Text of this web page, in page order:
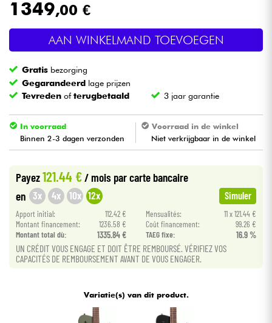
Licht
Drums & percussie
Blaasinstrument
Kinderen
Kabels & toebehoren
HiFi
Sets
1349,00 €
AAN WINKELMAND TOEVOEGEN
Gratis bezorging
Gegarandeerd lage prijzen
Tevreden ofterugbetaald 3 jaar garantie
In voorraad
Binnen 2-3 dagen verzonden
Voorraad in de winkel
Niet verkrijgbaar in de winkel
Payez121.44 €/ mois par carte bancaire
en 3x 4x 10x 12x Simuler
Apport initial: 112.42 € Mensualités:
11 x 121.44 €
Montant financement:
1236.58 € Coût financement:
99.26 €
Montant total dù:
1335.84 € TAEG fixe: 16.9 %
UN CRÉDIT VOUS ENGAGE ET DOIT ÊTRE REMBOURSÉ. VÉRIFIEZ VOS
CAPACITÉS DE REMBOURSEMENT AVANT DE VOUS ENGAGER.
Variatie(s) van dit product.